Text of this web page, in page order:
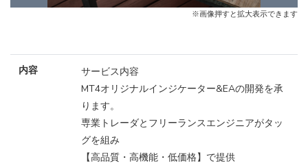
※画像押すと拡大表示できます
内容
サービス内容
MT4オリジナルインジケーター&EAの開発を承
ります。
専業トレーダとフリーランスエンジニアがタッ
グを組み
【高品質・高機能・低価格】で提供